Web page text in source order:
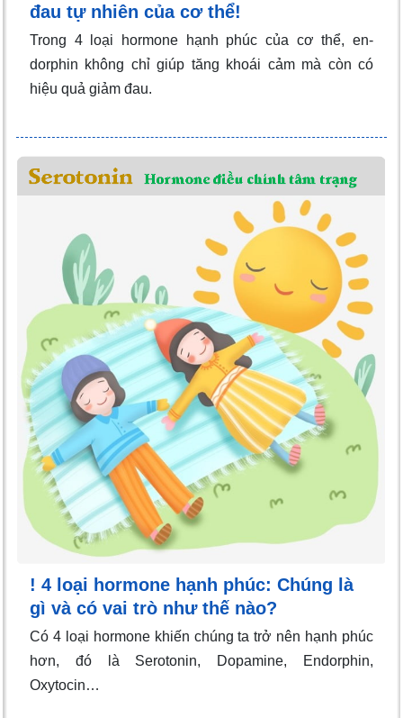
đau tự nhiên của cơ thể!
Trong 4 loại hormone hạnh phúc của cơ thể, en-
dorphin không chỉ giúp tăng khoái cảm mà còn có
hiệu quả giảm đau.
! 4 loại hormone hạnh phúc: Chúng là
gì và có vai trò như thế nào?
Có 4 loại hormone khiến chúng ta trở nên hạnh phúc
hơn, đó là Serotonin, Dopamine, Endorphin,
Oxytocin…